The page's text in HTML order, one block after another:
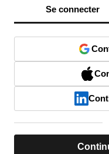
Se connecter